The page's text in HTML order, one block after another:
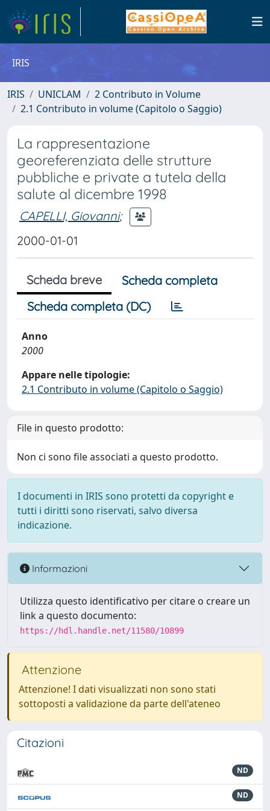
IRIS
IRIS UNICLAM
2 Contributo in Volume
2.1 Contributo in volume (Capitolo o Saggio)
La rappresentazione
georeferenziata delle strutture
pubbliche e private a tutela della
salute al dicembre 1998
CAPELLI, Giovanni;
2000-01-01
Scheda breve
Scheda completa
Scheda completa (DC)
Anno
2000
Appare nelle tipologie:
2.1 Contributo in volume (Capitolo o Saggio)
File in questo prodotto:
Non ci sono file associati a questo prodotto.
I documenti in IRIS sono protetti da copyright e
tutti i diritti sono riservati, salvo diversa
indicazione.
Informazioni
Utilizza questo identificativo per citare o creare un
link a questo documento:
https://hdl.handle.net/11580/10899
Attenzione
Attenzione! I dati visualizzati non sono stati
sottoposti a validazione da parte dell'ateneo
Citazioni
ND
ND